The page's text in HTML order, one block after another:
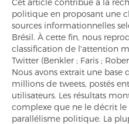
Cet article contribue à la
politique en proposant une
sources informationnelles
Brésil. À cette fin, nous
classification de l'attention
Twitter (Benkler ; Faris ;
Nous avons extrait une base
millions de tweets, postés
utilisateurs. Les résultats
complexe que ne le décrit
parallélisme politique. La